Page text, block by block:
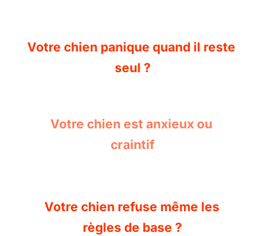
Votre chien panique quand il reste
seul ?
Votre chien est anxieux ou
craintif
Votre chien refuse même les
règles de base ?